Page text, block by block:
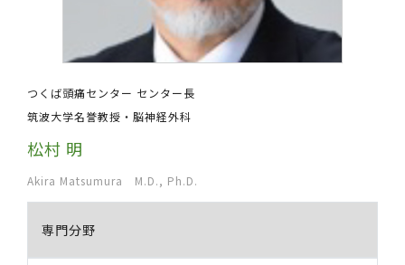
つくば頭痛センター センター長
筑波大学名誉教授・脳神経外科
松村 明
Akira Matsumura M.D., Ph.D.
専門分野